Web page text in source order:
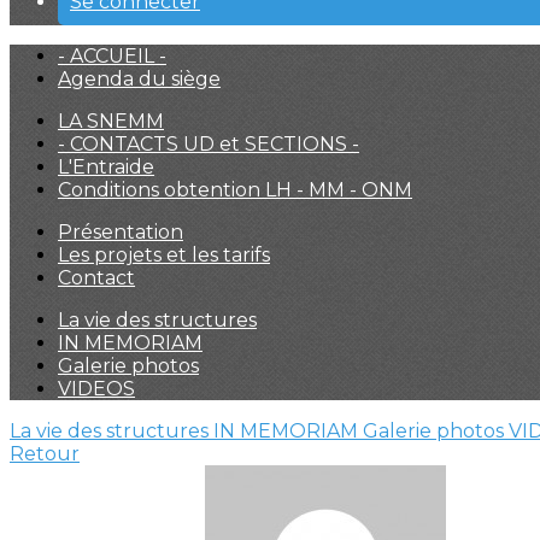
- ACCUEIL -
Agenda du siège
LA SNEMM
- CONTACTS UD et SECTIONS -
L'Entraide
Conditions obtention LH - MM - ONM
Présentation
Les projets et les tarifs
Contact
La vie des structures
IN MEMORIAM
Galerie photos
VIDEOS
La vie des structures IN MEMORIAM Galerie photos
Retour